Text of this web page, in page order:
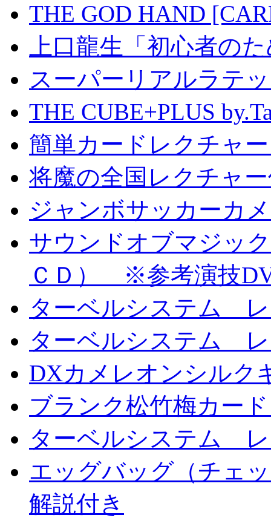
THE GOD HAND
上口龍生「初心者の
スーパーリアルラテ
THE CUBE+PLUS
簡単カードレクチャ
将魔の全国レクチャ
ジャンボサッカーカ
サウンドオブマジッ
ＣＤ） ※参考演技
ターベルシステム
ターベルシステム
DXカメレオンシル
ブランク松竹梅カー
ターベルシステム
エッグバッグ（チェ
解説付き